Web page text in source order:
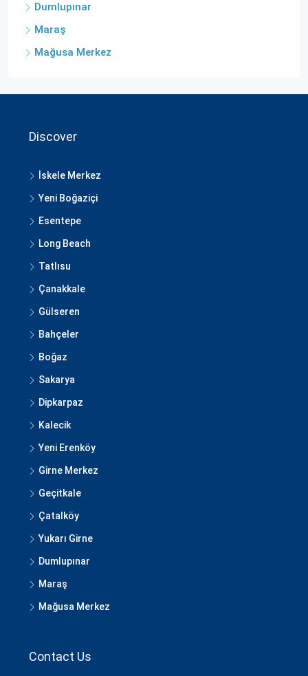
Dumlupınar
Maraş
Mağusa Merkez
Discover
İskele Merkez
Yeni Boğaziçi
Esentepe
Long Beach
Tatlısu
Çanakkale
Gülseren
Bahçeler
Boğaz
Sakarya
Dipkarpaz
Kalecik
Yeni Erenköy
Girne Merkez
Geçitkale
Çatalköy
Yukarı Girne
Dumlupınar
Maraş
Mağusa Merkez
Contact Us